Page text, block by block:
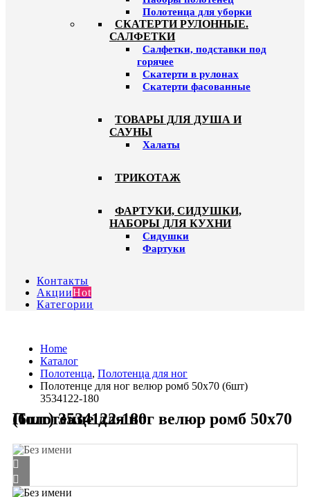
Полотенца для уборки
СКАТЕРТИ РУЛОННЫЕ.
САЛФЕТКИ
Салфетки, подставки под
горячее
Скатерти в рулонах
Скатерти фасованные
ТОВАРЫ ДЛЯ ДУША И
САУНЫ
Халаты
ТРИКОТАЖ
ФАРТУКИ, СИДУШКИ,
НАБОРЫ ДЛЯ КУХНИ
Сидушки
Фартуки
Контакты
АкцииHot
Категории
Home
Каталог
Полотенца, Полотенца для ног
Полотенце для ног велюр ромб 50х70 (6шт)
3534122-180
Полотенце для ног велюр ромб 50х70 (6шт) 3534122-180